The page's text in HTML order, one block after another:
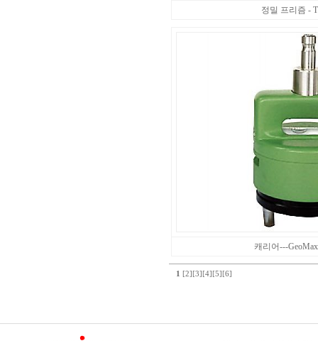
정밀 프리즘 -
캐리어---
1 [2] [3] [4] [5] [6]